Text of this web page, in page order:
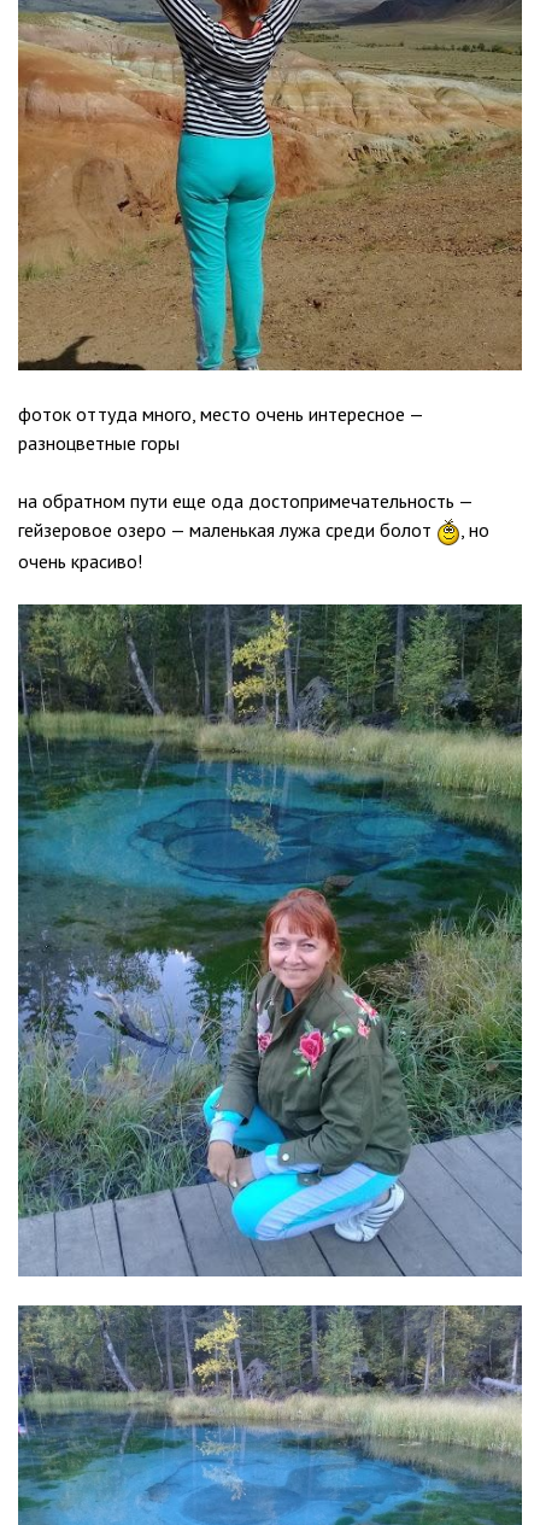
фоток оттуда много, место очень интересное —
разноцветные горы
на обратном пути еще ода достопримечательность —
гейзеровое озеро — маленькая лужа среди болот
, но
очень красиво!